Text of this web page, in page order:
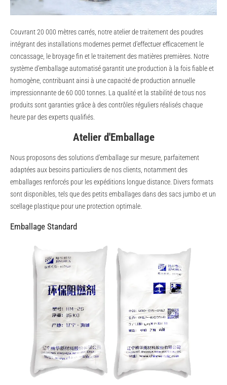
Couvrant 20 000 mètres carrés, notre atelier de traitement des poudres
intégrant des installations modernes permet d’effectuer efficacement le
concassage, le broyage fin et le traitement des matières premières. Notre
système d’emballage automatisé garantit une production à la fois fiable et
homogène, contribuant ainsi à une capacité de production annuelle
impressionnante de 60 000 tonnes. La qualité et la stabilité de tous nos
produits sont garanties grâce à des contrôles réguliers réalisés chaque
heure par des experts qualifiés.
Atelier d'Emballage
Nous proposons des solutions d’emballage sur mesure, parfaitement
adaptées aux besoins particuliers de nos clients, notamment des
emballages renforcés pour les expéditions longue distance. Divers formats
sont disponibles, tels que des petits emballages dans des sacs jumbo et un
scellage plastique pour une protection optimale.
Emballage Standard